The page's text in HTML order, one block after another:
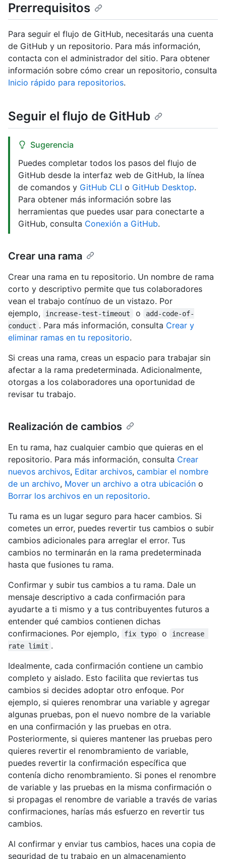
Prerrequisitos
Para seguir el flujo de GitHub, necesitarás una cuenta
de GitHub y un repositorio. Para más información,
contacta con el administrador del sitio. Para obtener
información sobre cómo crear un repositorio, consulta
Inicio rápido para repositorios.
Seguir el flujo de GitHub
Sugerencia
Puedes completar todos los pasos del flujo de
GitHub desde la interfaz web de GitHub, la línea
de comandos y GitHub CLI o GitHub Desktop.
Para obtener más información sobre las
herramientas que puedes usar para conectarte a
GitHub, consulta Conexión a GitHub.
Crear una rama
Crear una rama en tu repositorio. Un nombre de rama
corto y descriptivo permite que tus colaboradores
vean el trabajo contínuo de un vistazo. Por
ejemplo,
increase-test-timeout o
add-code-of-
conduct . Para más información, consulta Crear y
eliminar ramas en tu repositorio.
Si creas una rama, creas un espacio para trabajar sin
afectar a la rama predeterminada. Adicionalmente,
otorgas a los colaboradores una oportunidad de
revisar tu trabajo.
Realización de cambios
En tu rama, haz cualquier cambio que quieras en el
repositorio. Para más información, consulta Crear
nuevos archivos, Editar archivos, cambiar el nombre
de un archivo, Mover un archivo a otra ubicación o
Borrar los archivos en un repositorio.
Tu rama es un lugar seguro para hacer cambios. Si
cometes un error, puedes revertir tus cambios o subir
cambios adicionales para arreglar el error. Tus
cambios no terminarán en la rama predeterminada
hasta que fusiones tu rama.
Confirmar y subir tus cambios a tu rama. Dale un
mensaje descriptivo a cada confirmación para
ayudarte a ti mismo y a tus contribuyentes futuros a
entender qué cambios contienen dichas
confirmaciones. Por ejemplo,
fix typo o
increase
rate limit .
Idealmente, cada confirmación contiene un cambio
completo y aislado. Esto facilita que reviertas tus
cambios si decides adoptar otro enfoque. Por
ejemplo, si quieres renombrar una variable y agregar
algunas pruebas, pon el nuevo nombre de la variable
en una confirmación y las pruebas en otra.
Posteriormente, si quieres mantener las pruebas pero
quieres revertir el renombramiento de variable,
puedes revertir la confirmación específica que
contenía dicho renombramiento. Si pones el renombre
de variable y las pruebas en la misma confirmación o
si propagas el renombre de variable a través de varias
confirmaciones, harías más esfuerzo en revertir tus
cambios.
Al confirmar y enviar tus cambios, haces una copia de
seguridad de tu trabajo en un almacenamiento